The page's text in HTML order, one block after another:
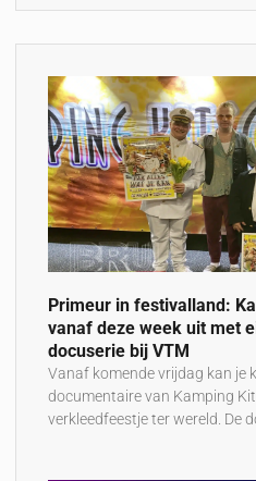
Primeur in festivalland:
vanaf deze week uit met
docuserie bij VTM
Vanaf komende vrijdag kan je
documentaire van Kamping
verkleedfeestje ter wereld. De